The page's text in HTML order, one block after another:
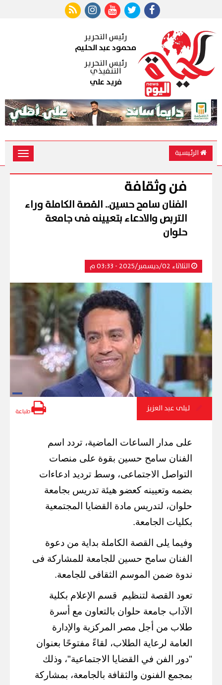
رئيس التحرير
محمود عبد الحليم
رئيس التحرير
التنفيذي
فريد علي
الرئيسية
Toggle
فن وثقافة
الفنان سامح حسين.. القصة الكاملة وراء
التربص والادعاء بتعيينه فى جامعة
حلوان
الثلاثاء 02/ديسمبر/2025 - 03:33 م
ليلى عبد العزيز طباعة
على مدار الساعات الماضية، تردد اسم
الفنان سامح حسين بقوة على منصات
التواصل الاجتماعى، وسط ترديد ادعاءات
بضمه وتعيينه كعضو هيئة تدريس بجامعة
حلوان، لتدريس مادة القضايا المجتمعية
بكليات الجامعة.
وفيما يلى القصة الكاملة بداية من دعوة
الفنان سامح حسين للجامعة للمشاركة فى
ندوة ضمن الموسم الثقافى للجامعة.
تعود القصة لتنظيم
قسم الإعلام بكلية
الآداب جامعة حلوان بالتعاون مع أسرة
طلاب من أجل مصر المركزية والإدارة
العامة لرعاية الطلاب، لقاءً مفتوحًا بعنوان
"دور الفن في القضايا الاجتماعية"، وذلك
بمجمع الفنون والثقافة بالجامعة، بمشاركة